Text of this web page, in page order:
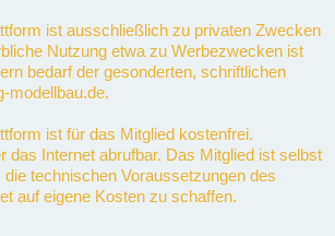
ist ausschließlich zu privaten Zwecken
Nutzung etwa zu Werbezwecken ist
bedarf der gesonderten, schriftlichen
modellbau.de.
ist für das Mitglied kostenfrei.
das Internet abrufbar. Das Mitglied ist selbst
technischen Voraussetzungen des
auf eigene Kosten zu schaffen.